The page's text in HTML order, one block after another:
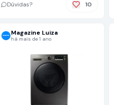
Dúvidas? 10
Magazine Luiza
há mais de 1 ano